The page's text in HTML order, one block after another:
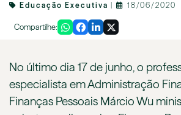
Educação Executiva 18/06/2020
Compartilhe:
No último dia 17 de junho, o
especialista em Administração
Finanças Pessoais Márcio Wu